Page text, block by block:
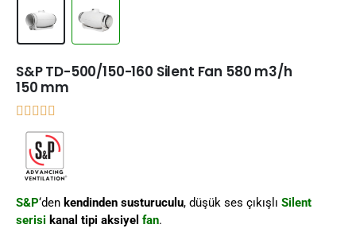
S&P TD-500/150-160 Silent Fan 580 m3/h
150 mm
S&P‘den kendinden susturuculu, düşük ses çıkışlı Silent
serisi kanal tipi aksiyel fan.